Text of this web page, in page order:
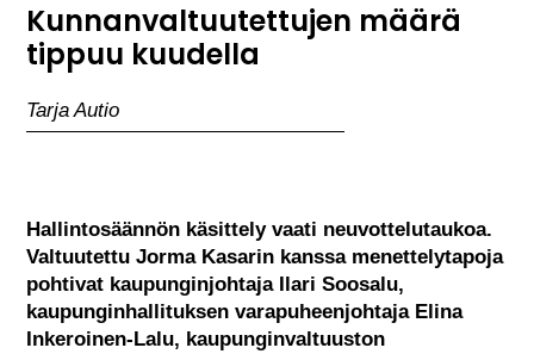
Kunnanvaltuutettujen määrä
tippuu kuudella
Tarja Autio
Hallintosäännön käsittely vaati neuvottelutaukoa.
Valtuutettu Jorma Kasarin kanssa menettelytapoja
pohtivat kaupunginjohtaja Ilari Soosalu,
kaupunginhallituksen varapuheenjohtaja Elina
Inkeroinen-Lalu, kaupunginvaltuuston